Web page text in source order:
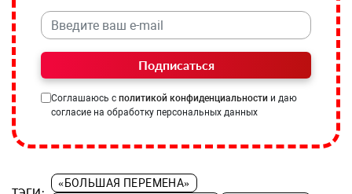
Подписаться
Соглашаюсь с политикой конфиденциальности и даю
согласие на обработку персональных данных
«БОЛЬШАЯ ПЕРЕМЕНА»